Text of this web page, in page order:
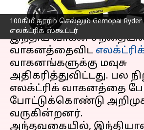
100கிமீ தூரம் செல்லும் Gemopai Ryder
எலக்ட்ரிக் ஸ்கூட்டர்
செய்தி முன்னோட்டம்
இந்திய வாகன
வாகனத்தைவிட
வாகனங்களுக்கு மவுசு
அதிகரித்துவிட்டது. பல
எலக்ட்ரிக் வாகனத்தை
போட்டுக்கொண்டு
வருகின்றனர்.
அந்தவகையில்,